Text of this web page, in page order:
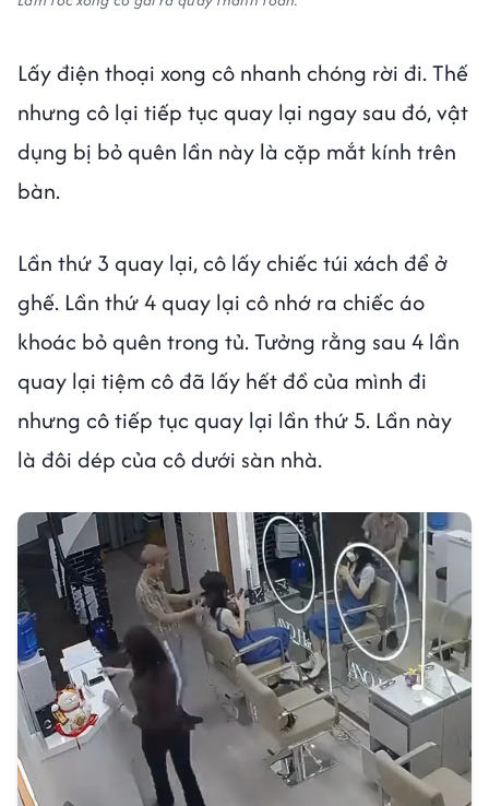
Lấy điện thoại xong cô nhanh chóng rời đi. Thế
nhưng cô lại tiếp tục quay lại ngay sau đó, vật
dụng bị bỏ quên lần này là cặp mắt kính trên
bàn.
Lần thứ 3 quay lại, cô lấy chiếc túi xách để ở
ghế. Lần thứ 4 quay lại cô nhớ ra chiếc áo
khoác bỏ quên trong tủ. Tưởng rằng sau 4 lần
quay lại tiệm cô đã lấy hết đồ của mình đi
nhưng cô tiếp tục quay lại lần thứ 5. Lần này
là đôi dép của cô dưới sàn nhà.